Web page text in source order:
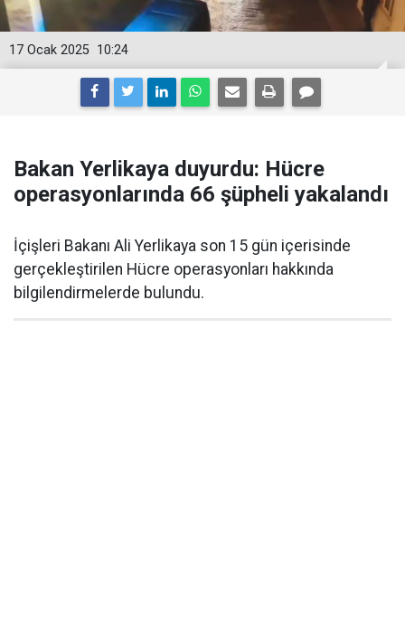
10:24
17 Ocak 2025
Bakan Yerlikaya duyurdu: Hücre
operasyonlarında 66 şüpheli yakalandı
İçişleri Bakanı Ali Yerlikaya son 15 gün içerisinde
gerçekleştirilen Hücre operasyonları hakkında
bilgilendirmelerde bulundu.